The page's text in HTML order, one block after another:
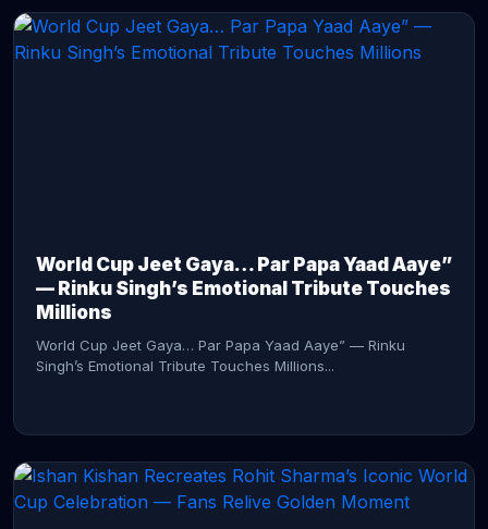
World Cup Jeet Gaya… Par Papa Yaad Aaye”
— Rinku Singh’s Emotional Tribute Touches
Millions
World Cup Jeet Gaya… Par Papa Yaad Aaye” — Rinku
Singh’s Emotional Tribute Touches Millions...